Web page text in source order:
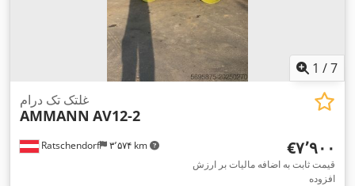
1 /7
Ratschendorf ۳٬۵۷۴ km
غلتک تک درام
AMMANN AV12-2
‎€۷٬۹۰۰
قیمت ثابت به اضافه مالیات بر ارزش
افزوده